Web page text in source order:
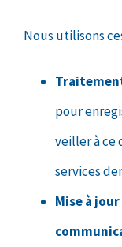
Nous utilisons
pour
veiller à ce
services
Mise à